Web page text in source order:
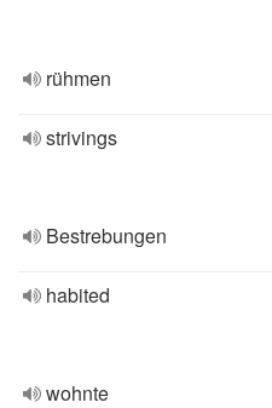
rühmen
strivings
Bestrebungen
habited
wohnte